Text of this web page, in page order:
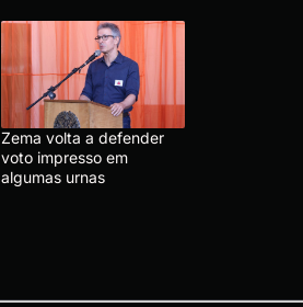
Zema volta a defender
voto impresso em
algumas urnas